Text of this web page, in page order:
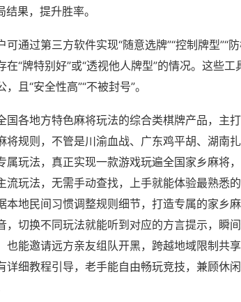
果，提升胜率。
通过第三方软件实现“随意选牌”“控制牌型”“
“牌特别好”或“透视他人牌型”的情况。这些
且“安全性高”“不被封号”。
各地方特色麻将玩法的综合类棋牌产品，主打
将规则，不管是川渝血战、广东鸡平胡、湖南
属玩法，真正实现一款游戏玩遍全国家乡麻将
流玩法，无需手动查找，上手就能体验最熟悉
本地民间习惯调整规则细节，打造专属的家乡
，切换不同玩法就能听到对应的方言提示，瞬
也能邀请远方亲友组队开黑，跨越地域限制共
详细教程引导，老手能自由畅玩竞技，兼顾休